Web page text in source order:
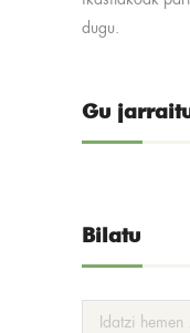
dugu.
Gu
Bilatu